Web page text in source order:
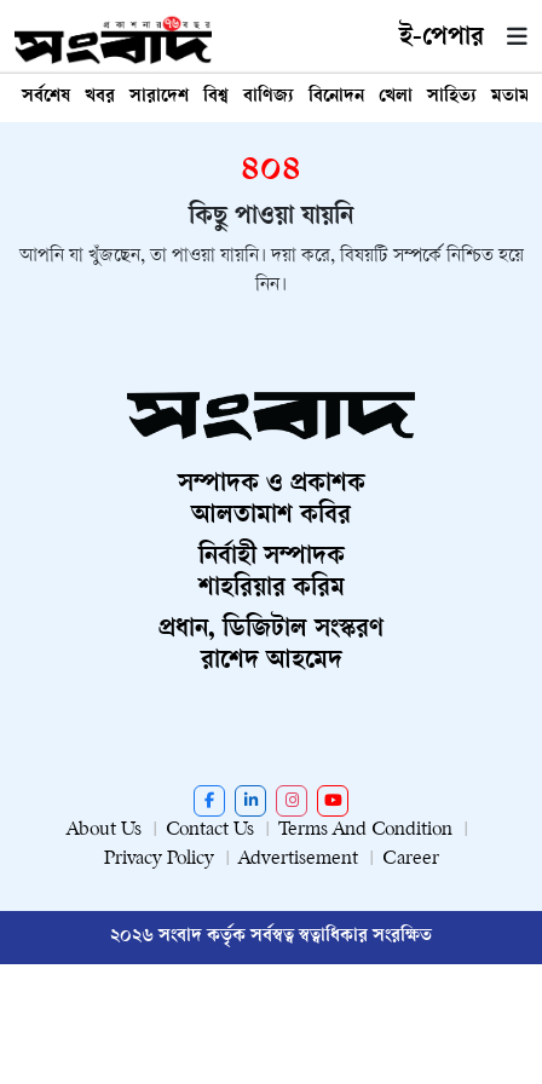
ই-পেপার
সর্বশেষ খবর সারাদেশ বিশ্ব বাণিজ্য বিনোদন খেলা সাহিত্য মতামত
৪০৪
কিছু পাওয়া যায়নি
আপনি যা খুঁজছেন, তা পাওয়া যায়নি। দয়া করে, বিষয়টি সম্পর্কে নিশ্চিত হয়ে
নিন।
সম্পাদক ও প্রকাশক
আলতামাশ কবির
নির্বাহী সম্পাদক
শাহরিয়ার করিম
প্রধান, ডিজিটাল সংস্করণ
রাশেদ আহমেদ
About Us Contact Us
Terms And Condition
Privacy Policy
Advertisement Career
২০২৬ সংবাদ কর্তৃক সর্বস্বত্ব স্বত্বাধিকার সংরক্ষিত